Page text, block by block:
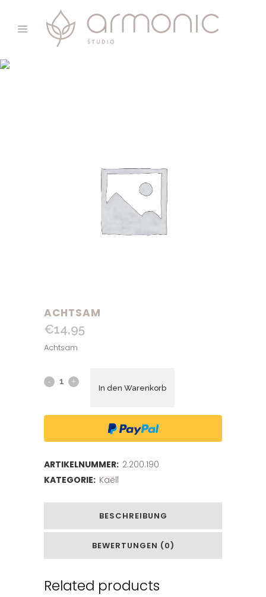
ACHTSAM
€14,95
Achtsam
In den Warenkorb
ARTIKELNUMMER: 2.200.190
KATEGORIE: Kaëll
BESCHREIBUNG
BEWERTUNGEN (0)
Related products